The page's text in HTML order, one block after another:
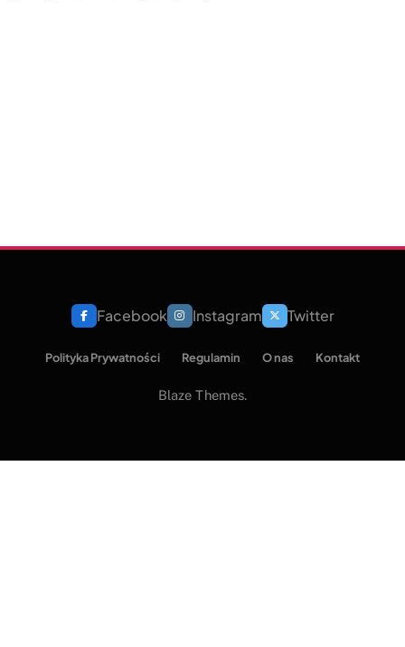
Facebook Instagram Twitter
Polityka Prywatności Regulamin O nas Kontakt
Blaze Themes.